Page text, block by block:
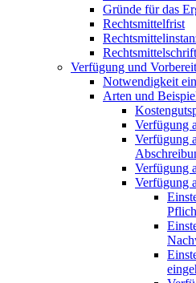
Gründe für das
Rechtsmittelfrist
Verfügung und
Notwendigkeit
Arten und
Verfügung
Verfügung
Verfügung
Verfügung